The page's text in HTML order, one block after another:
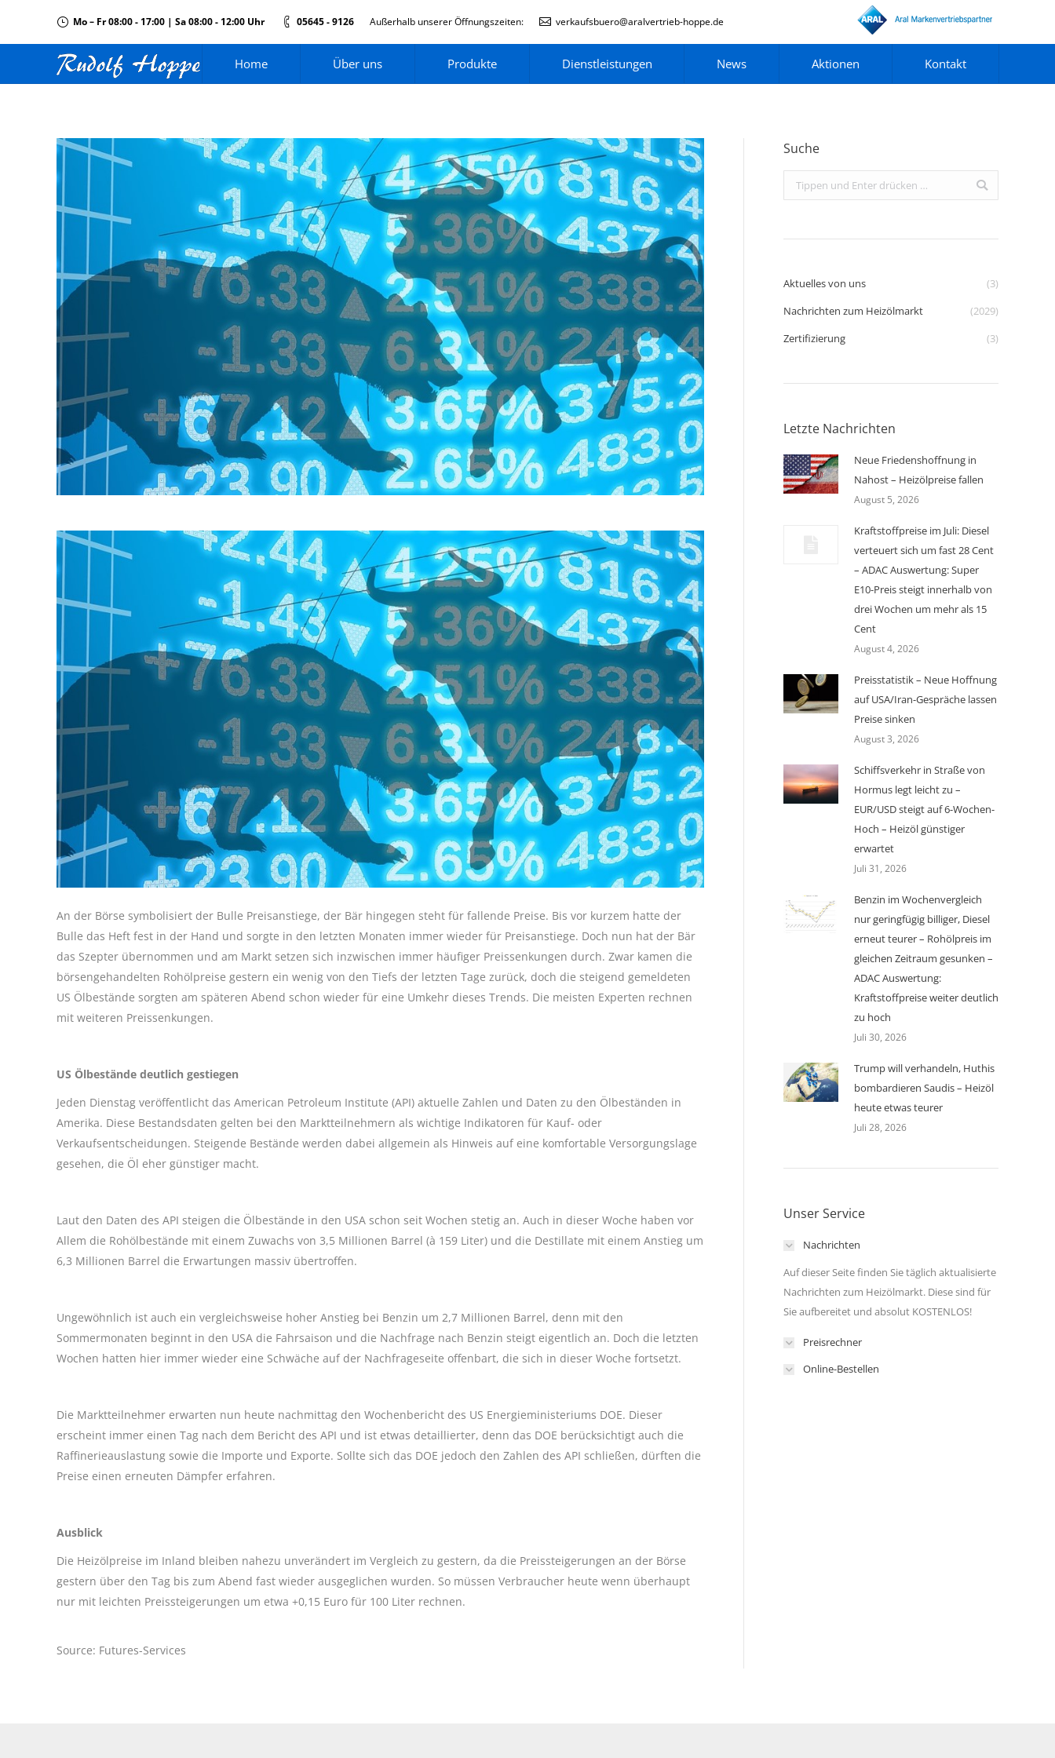
Mo – Fr 08:00 - 17:00 | Sa 08:00 - 12:00 Uhr 05645 - 9126 Außerhalb unserer Öffnungszeiten: verkaufsbuero@aralvertrieb-hoppe.de
Home Über uns Produkte Dienstleistungen News Aktionen Kontakt
An der Börse symbolisiert der Bulle Preisanstiege, der Bär hingegen steht für fallende Preise. Bis vor kurzem hatte der
Bulle das Heft fest in der Hand und sorgte in den letzten Monaten immer wieder für Preisanstiege. Doch nun hat der Bär
das Szepter übernommen und am Markt setzen sich inzwischen immer häufiger Preissenkungen durch. Zwar kamen die
börsengehandelten Rohölpreise gestern ein wenig von den Tiefs der letzten Tage zurück, doch die steigend gemeldeten
US Ölbestände sorgten am späteren Abend schon wieder für eine Umkehr dieses Trends. Die meisten Experten rechnen
mit weiteren Preissenkungen.
US Ölbestände deutlich gestiegen
Jeden Dienstag veröffentlicht das American Petroleum Institute (API) aktuelle Zahlen und Daten zu den Ölbeständen in
Amerika. Diese Bestandsdaten gelten bei den Marktteilnehmern als wichtige Indikatoren für Kauf- oder
Verkaufsentscheidungen. Steigende Bestände werden dabei allgemein als Hinweis auf eine komfortable Versorgungslage
gesehen, die Öl eher günstiger macht.
Laut den Daten des API steigen die Ölbestände in den USA schon seit Wochen stetig an. Auch in dieser Woche haben vor
Allem die Rohölbestände mit einem Zuwachs von 3,5 Millionen Barrel (à 159 Liter) und die Destillate mit einem Anstieg um
6,3 Millionen Barrel die Erwartungen massiv übertroffen.
Ungewöhnlich ist auch ein vergleichsweise hoher Anstieg bei Benzin um 2,7 Millionen Barrel, denn mit den
Sommermonaten beginnt in den USA die Fahrsaison und die Nachfrage nach Benzin steigt eigentlich an. Doch die letzten
Wochen hatten hier immer wieder eine Schwäche auf der Nachfrageseite offenbart, die sich in dieser Woche fortsetzt.
Die Marktteilnehmer erwarten nun heute nachmittag den Wochenbericht des US Energieministeriums DOE. Dieser
erscheint immer einen Tag nach dem Bericht des API und ist etwas detaillierter, denn das DOE berücksichtigt auch die
Raffinerieauslastung sowie die Importe und Exporte. Sollte sich das DOE jedoch den Zahlen des API schließen, dürften die
Preise einen erneuten Dämpfer erfahren.
Ausblick
Die Heizölpreise im Inland bleiben nahezu unverändert im Vergleich zu gestern, da die Preissteigerungen an der Börse
gestern über den Tag bis zum Abend fast wieder ausgeglichen wurden. So müssen Verbraucher heute wenn überhaupt
nur mit leichten Preissteigerungen um etwa +0,15 Euro für 100 Liter rechnen.
Source: Futures-Services
Suche
Search:
Aktuelles von uns
(3)
Nachrichten zum Heizölmarkt
(2029)
Zertifizierung
(3)
Letzte Nachrichten
Neue Friedenshoffnung in
Nahost – Heizölpreise fallen
August 5, 2026
Kraftstoffpreise im Juli: Diesel
verteuert sich um fast 28 Cent
– ADAC Auswertung: Super
E10-Preis steigt innerhalb von
drei Wochen um mehr als 15
Cent
August 4, 2026
Preisstatistik – Neue Hoffnung
auf USA/Iran-Gespräche lassen
Preise sinken
August 3, 2026
Schiffsverkehr in Straße von
Hormus legt leicht zu –
EUR/USD steigt auf 6-Wochen-
Hoch – Heizöl günstiger
erwartet
Juli 31, 2026
Benzin im Wochenvergleich
nur geringfügig billiger, Diesel
erneut teurer – Rohölpreis im
gleichen Zeitraum gesunken –
ADAC Auswertung:
Kraftstoffpreise weiter deutlich
zu hoch
Juli 30, 2026
Trump will verhandeln, Huthis
bombardieren Saudis – Heizöl
heute etwas teurer
Juli 28, 2026
Unser Service
Nachrichten
Auf dieser Seite finden Sie täglich aktualisierte
Nachrichten zum Heizölmarkt. Diese sind für
Sie aufbereitet und absolut KOSTENLOS!
Preisrechner
Online-Bestellen